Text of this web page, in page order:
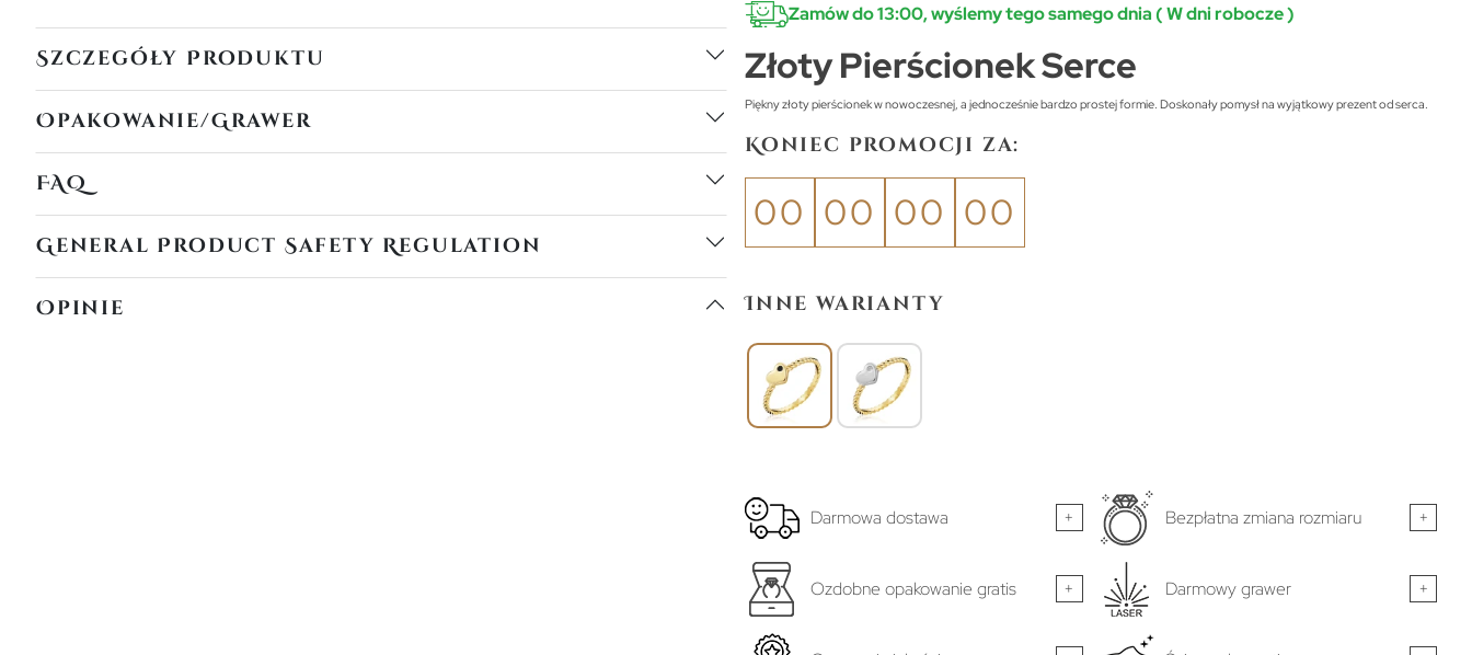
Szczegóły Produktu
Opakowanie/Grawer
FAQ
General Product Safety Regulation
Opinie
Zamów do 13:00, wyślemy tego samego dnia ( W dni robocze )
Złoty Pierścionek Serce
Piękny złoty pierścionek w nowoczesnej, a jednocześnie bardzo prostej formie. Doskonały pomysł na wyjątkowy prezent od serca.
Koniec promocji za:
00 00 00 00
Inne warianty
Darmowa dostawa + Bezpłatna zmiana rozmiaru +
Ozdobne opakowanie gratis + Darmowy grawer +